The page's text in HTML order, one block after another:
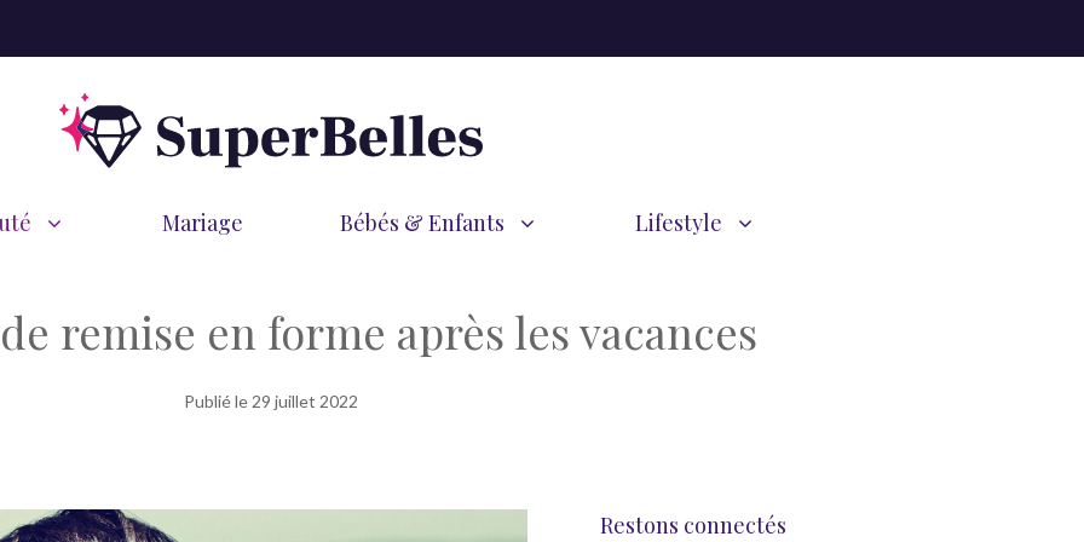
Mariage Bébés & Enfants Lifestyle
remise en forme après les vacances
Publié le 29 juillet 2022
Restons connectés